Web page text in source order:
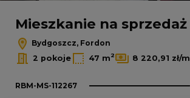
Mieszkanie na sprzedaż
Bydgoszcz, Fordon
2 pokoje
47 m2 8 220,91 zł/m
RBM-MS-112267